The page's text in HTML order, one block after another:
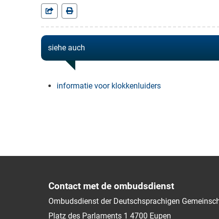
siehe auch
informatie voor klokkenluiders
Contact met de ombudsdienst
Ombudsdienst der Deutschsprachigen
Platz des Parlaments 1 4700 Eupen